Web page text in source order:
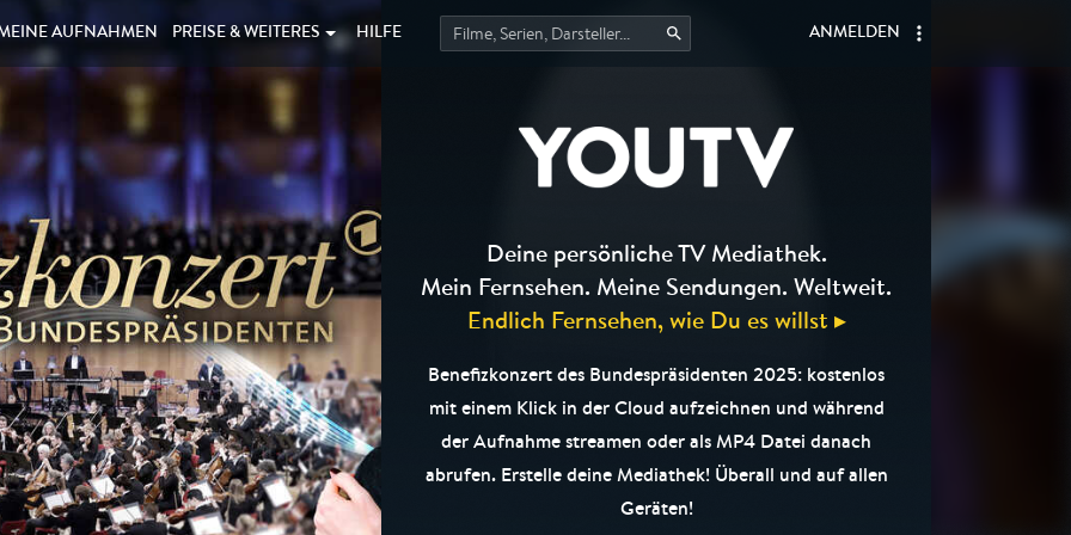
AUFNAHMEN PREISE &WEITERES HILFE ANMELDEN
Deine persönliche TV Mediathek.
Mein Fernsehen. Meine Sendungen. Weltweit.
Endlich Fernsehen, wie Du es willst ▸
Benefizkonzert des Bundespräsidenten 2025: kostenlos
mit einem Klick in der Cloud aufzeichnen und während
der Aufnahme streamen oder als MP4 Datei danach
abrufen. Erstelle deine Mediathek! Überall und auf allen
Geräten!